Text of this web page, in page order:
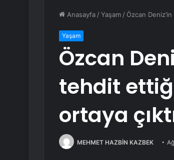
Anasayfa /Yaşam / Özcan
Yaşam
Özcan
tehdit
ortaya
MEHMET HAZBİN KAZBEK